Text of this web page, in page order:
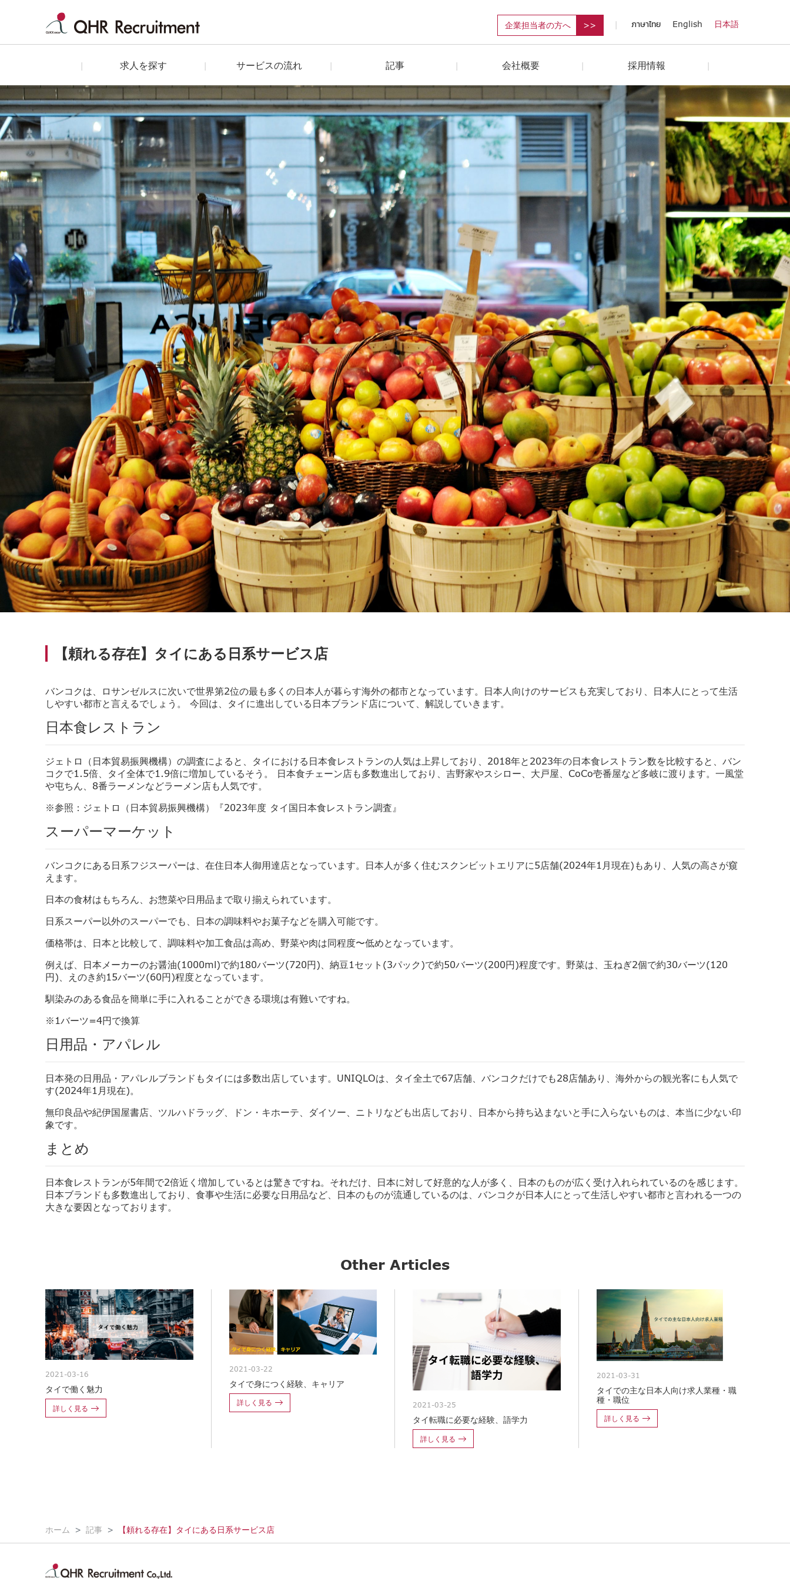
企業担当者の方へ ภาษาไทย English 日本語
求人を探す サービスの流れ 記事 会社概要 採用情報
【頼れる存在】タイにある日系サービス店
バンコクは、ロサンゼルスに次いで世界第2位の最も多くの日本人が暮らす海外の都市となっています。日本人向けのサービスも充実しており、日本人にとって生活
しやすい都市と言えるでしょう。 今回は、タイに進出している日本ブランド店について、解説していきます。
日本食レストラン
ジェトロ（日本貿易振興機構）の調査によると、 タイにおける日本食レストランの人気は上昇しており、 2018年と2023年の日本食レストラン数を比較すると、 バン
コクで1.5倍、タイ全体で1.9倍に増加しているそう。 日本食チェーン店も多数進出しており、吉野家やスシロー、 大戸屋、CoCo壱番屋など多岐に渡ります。一風堂
や屯ちん、 8番ラーメンなどラーメン店も人気です。
※参照：ジェトロ（日本貿易振興機構）『2023年度 タイ国日本食レストラン調査』
スーパーマーケット
バンコクにある日系フジスーパーは、 在住日本人御用達店となっています。 日本人が多く住むスクンビットエリアに5店舗(2024年1月現在)もあり、人気の高さが窺
えます。
日本の食材はもちろん、 お惣菜や日用品まで取り揃えられています。
日系スーパー以外のスーパーでも、
日本の調味料やお菓子などを購入可能です。
価格帯は、日本と比較して、調味料や加工食品は高め、 野菜や肉は同程度〜低めとなっています。
例えば、日本メーカーのお醤油(1000ml)で約180バーツ(720円)、納豆1セット(3パック)で約50バーツ(200円)程度です。野菜は、 玉ねぎ2個で約30バーツ(120
円)、えのき約15バーツ(60円)程度となっています。
馴染みのある食品を簡単に手に入れることができる環境は有難いですね。
※1バーツ=4円で換算
日用品・アパレル
日本発の日用品・ アパレルブランドもタイには多数出店しています。 UNIQLOは、タイ全土で67店舗、 バンコクだけでも28店舗あり、海外からの観光客にも人気で
す(2024年1月現在)。
無印良品や紀伊国屋書店、ツルハドラッグ、ドン・キホーテ、
ダイソー、ニトリなども出店しており、 日本から持ち込まないと手に入らないものは、 本当に少ない印
象です。
まとめ
日本食レストランが5年間で2倍近く増加しているとは驚きですね。それだけ、日本に対して好意的な人が多く、
日本のものが広く受け入れられているのを感じます。
日本ブランドも多数進出しており、 食事や生活に必要な日用品など、日本のものが流通しているのは、 バンコクが日本人にとって生活しやすい都市と言われる一つの
大き な要因となっております。
Other Articles
2021-03-16
タイで働く魅力
詳しく見る
2021-03-22
タイで身につく経験、キャリア
詳しく見る 2021-03-25
タイ転職に必要な経験、語学力
詳しく見る
2021-03-31
タイでの主な日本人向け求人業種・職
種・職位
詳しく見る
ホーム 記事 【頼れる存在】タイにある日系サービス店